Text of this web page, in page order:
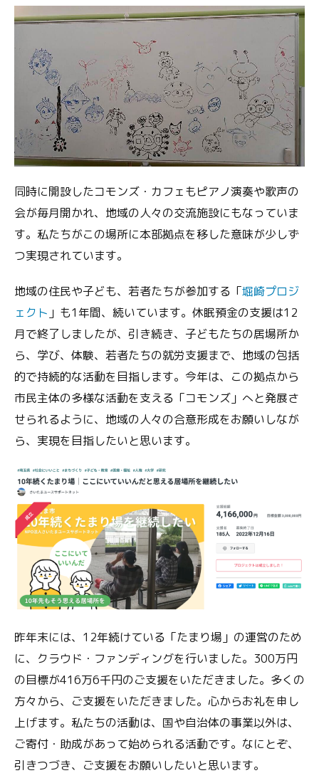
同時に開設したコモンズ・カフェもピアノ演奏や歌声の
会が毎月開かれ、地域の人々の交流施設にもなっていま
す。私たちがこの場所に本部拠点を移した意味が少しず
つ実現されています。
地域の住民や子ども、若者たちが参加する「堀崎プロジ
ェクト 」も1年間、続いています。休眠預金の支援は12
月で終了しましたが、引き続き、子どもたちの居場所か
ら、学び、体験、若者たちの就労支援まで、地域の包括
的で持続的な活動を目指します。今年は、この拠点から
市民主体の多様な活動を支える「コモンズ」へと発展さ
せられるように、地域の人々の合意形成をお願いしなが
ら、実現を目指したいと思います。
昨年末には、12年続けている「たまり場」の運営のため
に、クラウド・ファンディングを行いました。300万円
の目標が416万6千円のご支援をいただきました。多くの
方々から、ご支援をいただきました。心からお礼を申し
上げます。私たちの活動は、国や自治体の事業以外は、
ご寄付・助成があって始められる活動です。なにとぞ、
引きつづき、ご支援をお願いしたいと思います。